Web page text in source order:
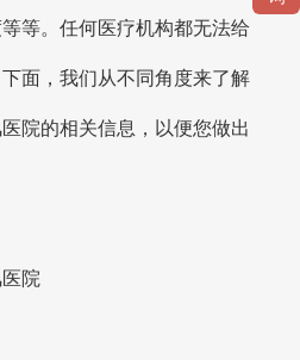
等。任何医疗机构都无法给
面，我们从不同角度来了解
院的相关信息，以便您做出
院